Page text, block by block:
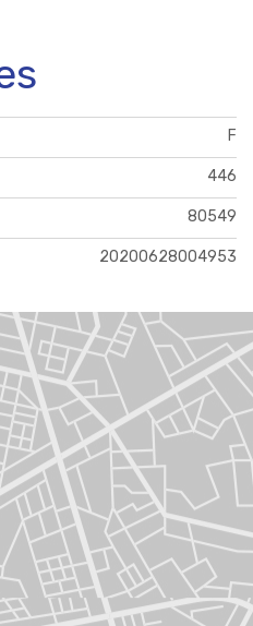
F
446
80549
20200628004953